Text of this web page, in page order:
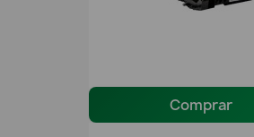
Comprar